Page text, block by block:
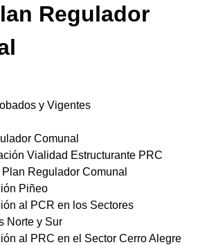
Regulador
y Vigentes
Comunal
Vialidad Estructurante PRC
Regulador Comunal
Piñeo
al PCR en los Sectores
Norte y Sur
al PRC en el Sector Cerro Alegre